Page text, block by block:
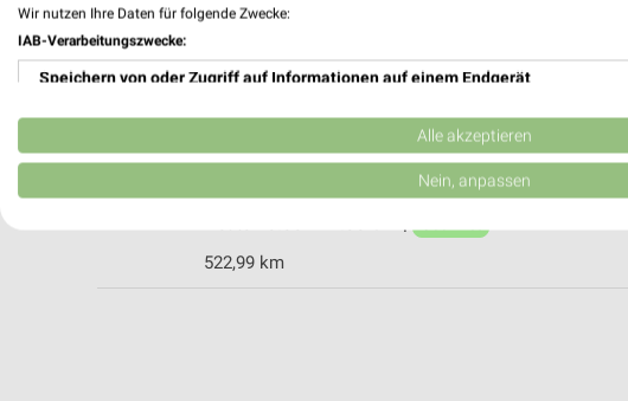
Heute 08:00 - 20:00 Uhr |
523,26 km • Angebote: 3 Prospekte
Berliner Straße 13
522,99 km
Wir nutzen Ihre Daten für folgende Zwecke:
IAB-Verarbeitungszwecke:
Speichern von oder Zugriff auf Informationen auf einem Endgerät
Verwendung reduzierter Daten zur Auswahl von Werbeanzeigen
Erstellung von Profilen für personalisierte Werbung
Erstellung von Profilen zur Personalisierung von Inhalten
Alle akzeptieren
Nein, anpassen